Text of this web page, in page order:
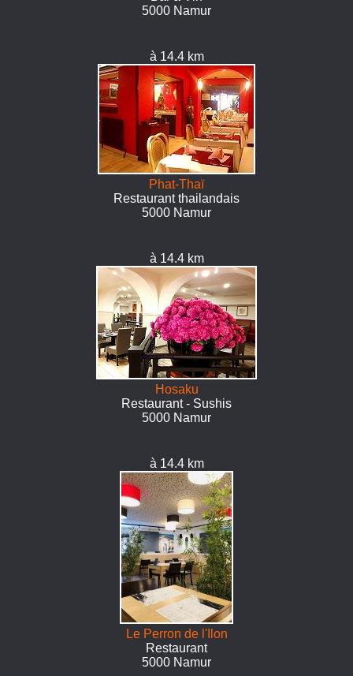
5000 Namur
à 14.4 km
Phat-Thaï
Restaurant thailandais
5000 Namur
à 14.4 km
Hosaku
Restaurant - Sushis
5000 Namur
à 14.4 km
Le Perron de l'Ilon
Restaurant
5000 Namur